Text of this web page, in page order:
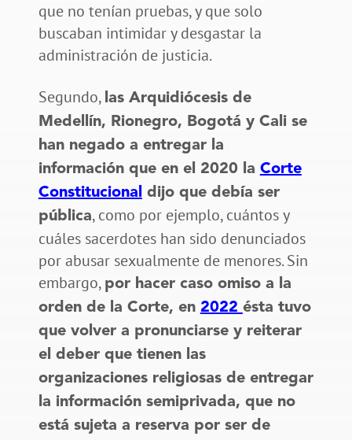
que no tenían pruebas, y que solo
buscaban intimidar y desgastar la
administración de justicia.
Segundo, las Arquidiócesis de
Medellín, Rionegro, Bogotá y Cali se
han negado a entregar la
información que en el 2020 la Corte
Constitucional dijo que debía ser
pública, como por ejemplo, cuántos y
cuáles sacerdotes han sido denunciados
por abusar sexualmente de menores. Sin
embargo, por hacer caso omiso a la
orden de la Corte, en 2022 ésta tuvo
que volver a pronunciarse y reiterar
el deber que tienen las
organizaciones religiosas de entregar
la información semiprivada, que no
está sujeta a reserva por ser de